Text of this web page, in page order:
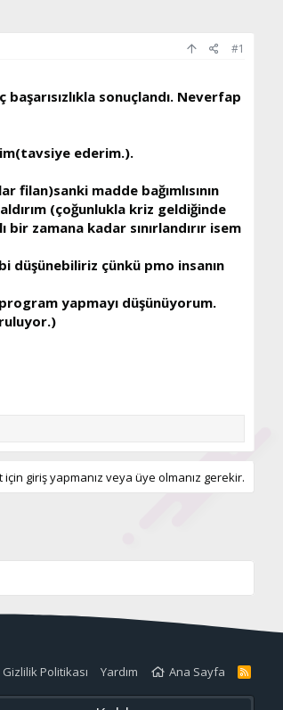
#1
sonuçlandı. Neverfap
ederim.).
madde bağımlısının
(çoğunlukla kriz geldiğinde
zamana kadar sınırlandırır isem
düşünebiliriz çünkü pmo insanın
yapmayı düşünüyorum.
için giriş yapmanız veya üye olmanız gerekir.
Gizlilik Politikası Yardım Ana Sayfa
R
S